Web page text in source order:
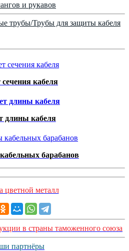
и рукавов
трубы/Трубы для защиты кабеля
сечения кабеля
длины кабеля
барабанов
цветной металл
в страны таможенного союза
партнёры